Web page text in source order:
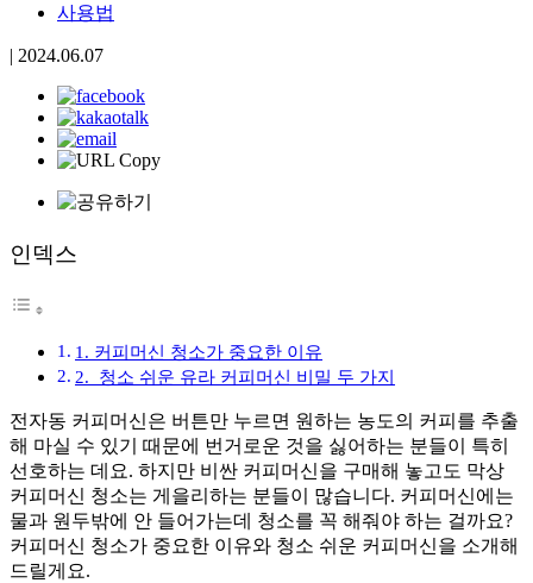
사용법
| 2024.06.07
인덱스
1. 커피머신 청소가 중요한 이유
2. 청소 쉬운 유라 커피머신 비밀 두 가지
전자동 커피머신은 버튼만 누르면 원하는 농도의 커피를 추출
해 마실 수 있기 때문에 번거로운 것을 싫어하는 분들이 특히
선호하는 데요. 하지만 비싼 커피머신을 구매해 놓고도 막상
커피머신 청소는 게을리하는 분들이 많습니다. 커피머신에는
물과 원두밖에 안 들어가는데 청소를 꼭 해줘야 하는 걸까요?
커피머신 청소가 중요한 이유와 청소 쉬운 커피머신을 소개해
드릴게요.